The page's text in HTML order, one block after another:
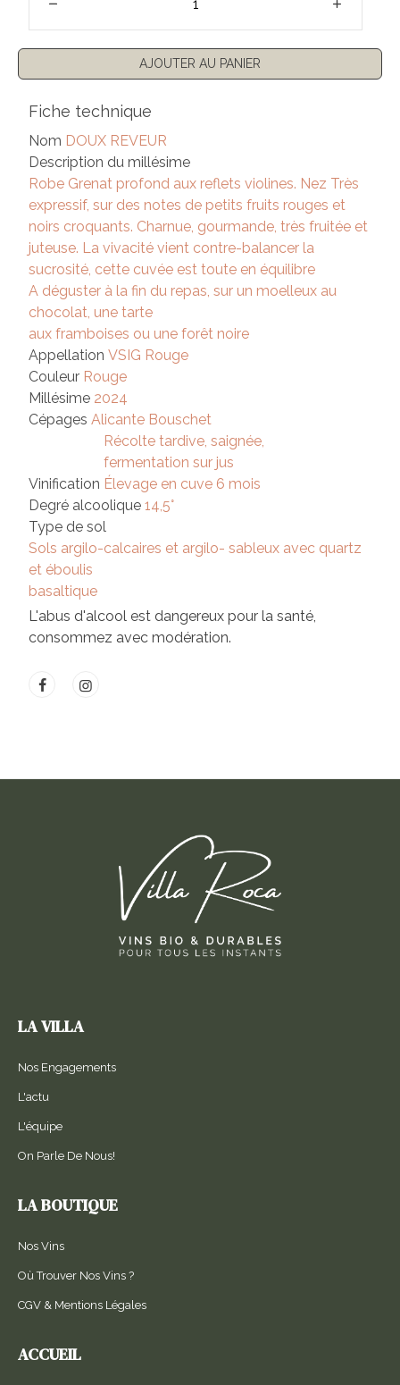
AJOUTER AU PANIER
Fiche technique
Nom DOUX REVEUR
Description du millésime
Robe Grenat profond aux reflets violines. Nez Très
expressif, sur des notes de petits fruits rouges et
noirs croquants. Charnue, gourmande, très fruitée et
juteuse. La vivacité vient contre-balancer la
sucrosité, cette cuvée est toute en équilibre
A déguster à la fin du repas, sur un moelleux au
chocolat, une tarte
aux framboises ou une forêt noire
Appellation VSIG Rouge
Couleur Rouge
Millésime 2024
Cépages Alicante Bouschet
Vinification
Récolte tardive, saignée,
fermentation sur jus
Élevage en cuve 6 mois
Degré alcoolique 14,5°
Type de sol
Sols argilo-calcaires et argilo- sableux avec quartz
et éboulis
basaltique
L'abus d'alcool est dangereux pour la santé,
consommez avec modération.
LA VILLA
Nos Engagements
L'actu
L'équipe
On Parle De Nous!
LA BOUTIQUE
Nos Vins
Où Trouver Nos Vins ?
CGV & Mentions Légales
ACCUEIL